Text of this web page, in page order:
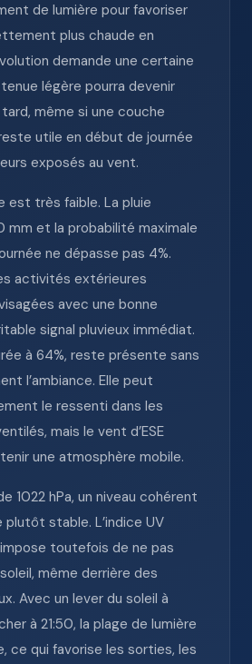
de lumière pour favoriser
plus chaude en
demande une certaine
légère pourra devenir
même si une couche
utile en début de journée
exposés au vent.
est très faible. La pluie
et la probabilité maximale
ne dépasse pas 4%.
activités extérieures
avec une bonne
signal pluvieux immédiat.
à 64%, reste présente sans
l’ambiance. Elle peut
le ressenti dans les
mais le vent d’ESE
une atmosphère mobile.
1022 hPa, un niveau cohérent
plutôt stable. L’indice UV
toutefois de ne pas
même derrière des
Avec un lever du soleil à
à 21:50, la plage de lumière
ce qui favorise les sorties, les